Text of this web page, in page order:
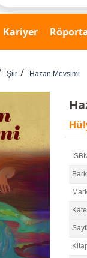
Kariyer
Şiir Hazan Mevsimi
ISBN